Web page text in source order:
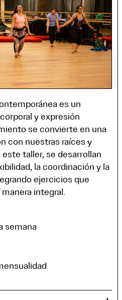
es un
y expresión
se convierte en una
con nuestras raíces y
taller, se desarrollan
la coordinación y la
ejercicios que
integral.
semana